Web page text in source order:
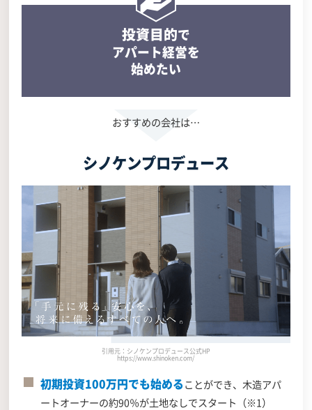
投資目的で
アパート経営を
始めたい
シノケンプロデュース
引用元：シノケンプロデュース公式HP
https://www.shinoken.com/
初期投資100万円でも始める ことができ、木造アパ
ートオーナーの約90％が土地なしでスタート（※1）